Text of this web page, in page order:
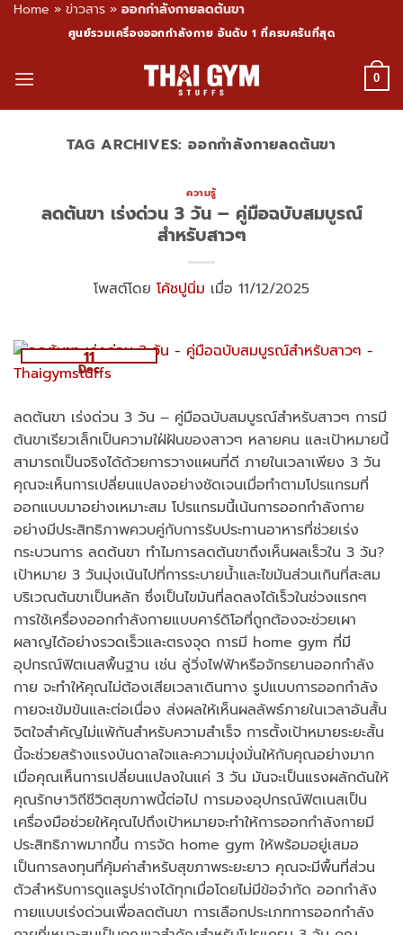
Home » ข่าวสาร » ออกกำลังกายลดต้นขา
content
ศูนย์รวมเครื่องออกกำลังกาย อันดับ 1 ที่ครบครันที่สุด
0
TAG ARCHIVES:ออกกำลังกายลดต้นขา
ความรู้
ลดต้นขา เร่งด่วน 3 วัน – คู่มือฉบับสมบูรณ์
สำหรับสาวๆ
โพสต์โดย โค้ชปูนิ่ม เมื่อ 11/12/2025
11
Dec
ลดต้นขา เร่งด่วน 3 วัน – คู่มือฉบับสมบูรณ์สำหรับสาวๆ การมี
ต้นขาเรียวเล็กเป็นความใฝ่ฝันของสาวๆ หลายคน และเป้าหมายนี้
สามารถเป็นจริงได้ด้วยการวางแผนที่ดี ภายในเวลาเพียง 3 วัน
คุณจะเห็นการเปลี่ยนแปลงอย่างชัดเจนเมื่อทำตามโปรแกรมที่
ออกแบบมาอย่างเหมาะสม โปรแกรมนี้เน้นการออกกำลังกาย
อย่างมีประสิทธิภาพควบคู่กับการรับประทานอาหารที่ช่วยเร่ง
กระบวนการ ลดต้นขา ทำไมการลดต้นขาถึงเห็นผลเร็วใน 3 วัน?
เป้าหมาย 3 วันมุ่งเน้นไปที่การระบายน้ำและไขมันส่วนเกินที่สะสม
บริเวณต้นขาเป็นหลัก ซึ่งเป็นไขมันที่ลดลงได้เร็วในช่วงแรกๆ
การใช้เครื่องออกกำลังกายแบบคาร์ดิโอที่ถูกต้องจะช่วยเผา
ผลาญได้อย่างรวดเร็วและตรงจุด การมี home gym ที่มี
อุปกรณ์ฟิตเนสพื้นฐาน เช่น ลู่วิ่งไฟฟ้าหรือจักรยานออกกำลัง
กาย จะทำให้คุณไม่ต้องเสียเวลาเดินทาง รูปแบบการออกกำลัง
กายจะเข้มข้นและต่อเนื่อง ส่งผลให้เห็นผลลัพธ์ภายในเวลาอันสั้น
จิตใจสำคัญไม่แพ้กันสำหรับความสำเร็จ การตั้งเป้าหมายระยะสั้น
นี้จะช่วยสร้างแรงบันดาลใจและความมุ่งมั่นให้กับคุณอย่างมาก
เมื่อคุณเห็นการเปลี่ยนแปลงในแค่ 3 วัน มันจะเป็นแรงผลักดันให้
คุณรักษาวิถีชีวิตสุขภาพนี้ต่อไป การมองอุปกรณ์ฟิตเนสเป็น
เครื่องมือช่วยให้คุณไปถึงเป้าหมายจะทำให้การออกกำลังกายมี
ประสิทธิภาพมากขึ้น การจัด home gym ให้พร้อมอยู่เสมอ
เป็นการลงทุนที่คุ้มค่าสำหรับสุขภาพระยะยาว คุณจะมีพื้นที่ส่วน
ตัวสำหรับการดูแลรูปร่างได้ทุกเมื่อโดยไม่มีข้อจำกัด ออกกำลัง
กายแบบเร่งด่วนเพื่อลดต้นขา การเลือกประเภทการออกกำลัง